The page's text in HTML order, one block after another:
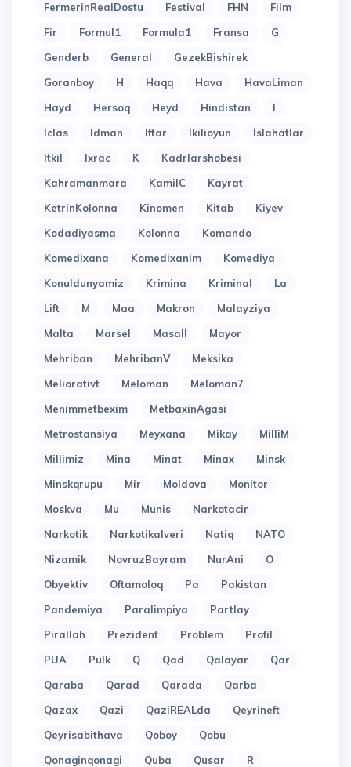
FermerinRealDostu
Festival FHN
Film
Fir
Formul1 Formula1 Fransa
G
Genderb
General
GezekBishirek
Goranboy
H Haqq Hava
HavaLiman
Hayd
Hersoq Heyd Hindistan
I
Iclas
Idman Iftar Ikilioyun
Islahatlar
Itkil
Ixrac K
Kadrlarshobesi
Kahramanmara
KamilC
Kayrat
KetrinKolonna
Kinomen Kitab
Kiyev
Kodadiyasma
Kolonna
Komando
Komedixana
Komedixanim
Komediya
Konuldunyamiz
Krimina Kriminal
La
Lift
M Maa Makron
Malayziya
Malta
Marsel Masall
Mayor
Mehriban
MehribanV
Meksika
Meliorativt
Meloman
Meloman7
Menimmetbexim
MetbaxinAgasi
Metrostansiya
Meyxana Mikay
MilliM
Millimiz
Mina Minat Minax
Minsk
Minskqrupu
Mir Moldova
Monitor
Moskva
Mu Munis
Narkotacir
Narkotik
Narkotikalveri Natiq
NATO
Nizamik
NovruzBayram NurAni
O
Obyektiv
Oftamoloq Pa
Pakistan
Pandemiya
Paralimpiya
Partlay
Pirallah
Prezident Problem
Profil
PUA
Pulk Q Qad Qalayar
Qar
Qaraba
Qarad Qarada
Qarba
Qazax
Qazi QaziREALda
Qeyrineft
Qeyrisabithava
Qoboy
Qobu
Qonaginqonagi
Quba Qusar R